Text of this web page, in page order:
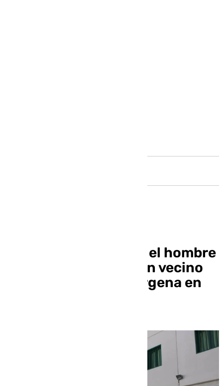
Ordenan prisión para el hombre
acusado de matar a un vecino
con una azada en Zurgena en